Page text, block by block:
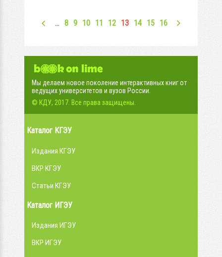
… 8 9 10 11 12 13 14 15 16
Мы делаем новое поколение интерактивных книг от
ведущих университетов и вузов России.
© КДУ, 2017. Все права защищены.
Каталог КГЭУ
Издания КГЭУ
ВКР КГЭУ
Статьи КГЭУ
Каталог ИГЭУ
Издания ИГЭУ
ВКР ИГЭУ